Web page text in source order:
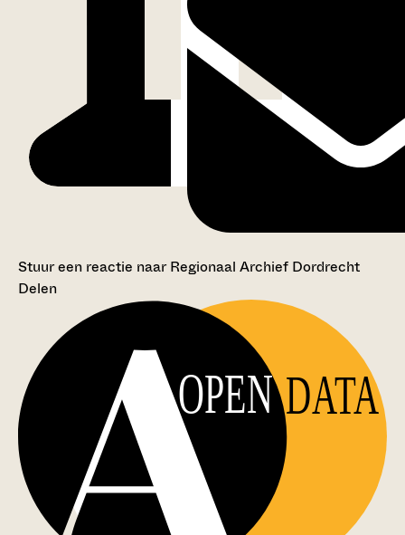
Stuur een reactie naar Regionaal Archief Dordrecht
Delen
OPEN DATA